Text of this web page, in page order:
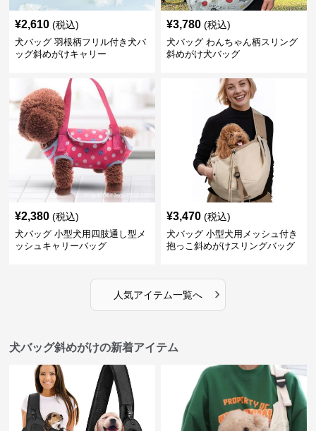
¥2,610 (税込)
犬バッグ 羽根柄フリル付き犬バ
ッグ斜めがけキャリー
¥3,780 (税込)
犬バッグ わんちゃん柄スリング
斜めがけ犬バッグ
¥2,380 (税込)
犬バッグ 小型犬用四肢通し型メ
ッシュキャリーバッグ
¥3,470 (税込)
犬バッグ 小型犬用メッシュ付き
抱っこ斜めがけスリングバッグ
人気アイテム一覧へ ›
犬バッグ斜めがけの新着アイテム